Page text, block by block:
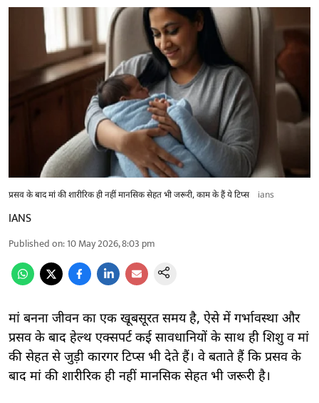
प्रसव के बाद मां की शारीरिक ही नहीं मानसिक सेहत भी जरूरी, काम के हैं ये टिप्स ians
IANS
Published on:10 May 2026, 8:03 pm
मां बनना जीवन का एक खूबसूरत समय है, ऐसे में गर्भावस्था और
प्रसव के बाद हेल्थ एक्सपर्ट कई सावधानियों के साथ ही शिशु व मां
की सेहत से जुड़ी कारगर टिप्स भी देते हैं। वे बताते हैं कि प्रसव के
बाद मां की शारीरिक ही नहीं मानसिक सेहत भी जरूरी है।